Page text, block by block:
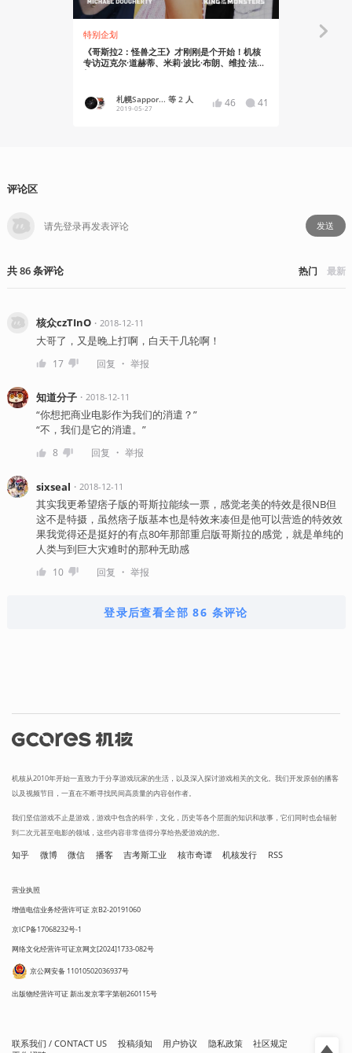
特别企划
《哥斯拉2：怪兽之王》才刚刚是个开始！机核
专访迈克尔·道赫蒂、米莉·波比·布朗、维拉·法米
札幌Sappor... 等 2 人
2019-05-27 46 41
评论区
发送
共86条评论 热门 最新
核众czTInO・ 2018-12-11
大哥了，又是晚上打啊，白天干几轮啊！
17 回复 ・ 举报
知道分子・ 2018-12-11
“你想把商业电影作为我们的消遣？”
“不，我们是它的消遣。”
8 回复 ・ 举报
sixseal ・ 2018-12-11
其实我更希望痞子版的哥斯拉能续一票，感觉老美的特效是很NB但
这不是特摄，虽然痞子版基本也是特效来凑但是他可以营造的特效效
果我觉得还是挺好的有点80年那部重启版哥斯拉的感觉，就是单纯的
人类与到巨大灾难时的那种无助感
10 回复 ・ 举报
登录后查看全部 86 条评论
机核从2010年开始一直致力于分享游戏玩家的生活，以及深入探讨游戏相关的文化。我们开发原创的播客
以及视频节目，一直在不断寻找民间高质量的内容创作者。
我们坚信游戏不止是游戏，游戏中包含的科学，文化，历史等各个层面的知识和故事，它们同时也会辐射
到二次元甚至电影的领域，这些内容非常值得分享给热爱游戏的您。
知乎 微博 微信 播客 吉考斯工业 核市奇谭 机核发行 RSS
营业执照
增值电信业务经营许可证 京B2-20191060
京ICP备17068232号-1
网络文化经营许可证京网文[2024]1733-082号
京公网安备 11010502036937号
出版物经营许可证 新出发京零字第朝260115号
联系我们 / CONTACT US 投稿须知 用户协议 隐私政策
社区规定